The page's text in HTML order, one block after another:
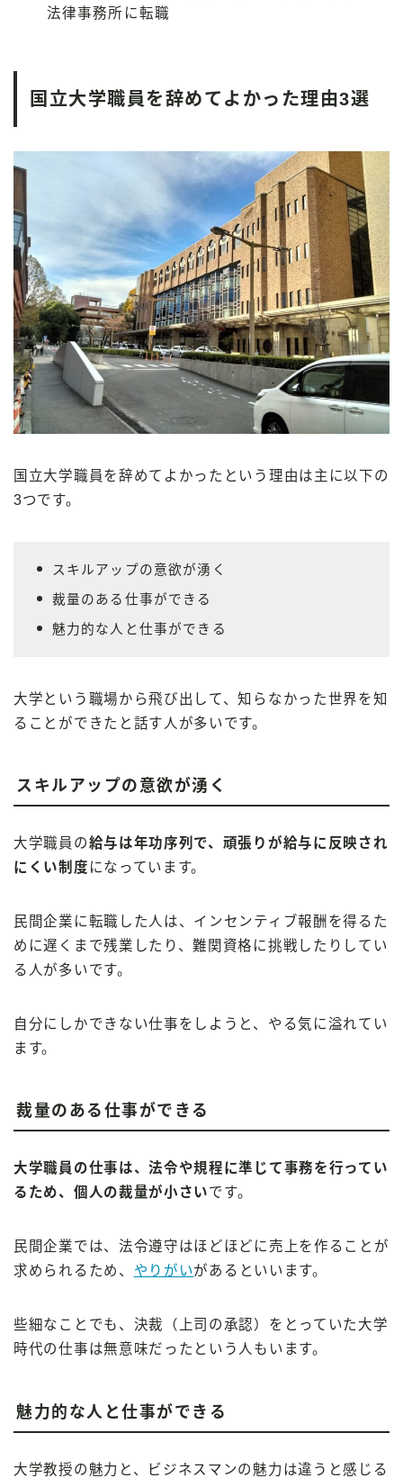
法律事務所に転職
国立大学職員を辞めてよかった理由3選
国立大学職員を辞めてよかったという理由は主に以下の
3つです。
スキルアップの意欲が湧く
裁量のある仕事ができる
魅力的な人と仕事ができる
大学という職場から飛び出して、知らなかった世界を知
ることができたと話す人が多いです。
スキルアップの意欲が湧く
大学職員の給与は年功序列で、頑張りが給与に反映され
にくい制度 になっています。
民間企業に転職した人は、インセンティブ報酬を得るた
めに遅くまで残業したり、難関資格に挑戦したりしてい
る人が多いです。
自分にしかできない仕事をしようと、やる気に溢れてい
ます。
裁量のある仕事ができる
大学職員の仕事は、法令や規程に準じて事務を行ってい
るため、個人の裁量が小さいです。
民間企業では、法令遵守はほどほどに売上を作ることが
求められるため、 やりがいがあるといいます。
些細なことでも、決裁（上司の承認）をとっていた大学
時代の仕事は無意味だったという人もいます。
魅力的な人と仕事ができる
大学教授の魅力と、ビジネスマンの魅力は違うと感じる